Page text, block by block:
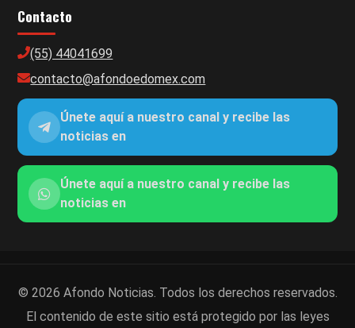
Contacto
(55) 44041699
contacto@afondoedomex.com
Únete aquí a nuestro canal y recibe las
noticias en
Únete aquí a nuestro canal y recibe las
noticias en
© 2026 Afondo Noticias. Todos los derechos reservados.
El contenido de este sitio está protegido por las leyes